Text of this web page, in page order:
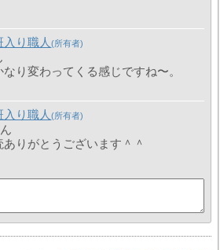
入り職人
り変わってくる感じですね〜。
入り職人
りがとうございます＾＾